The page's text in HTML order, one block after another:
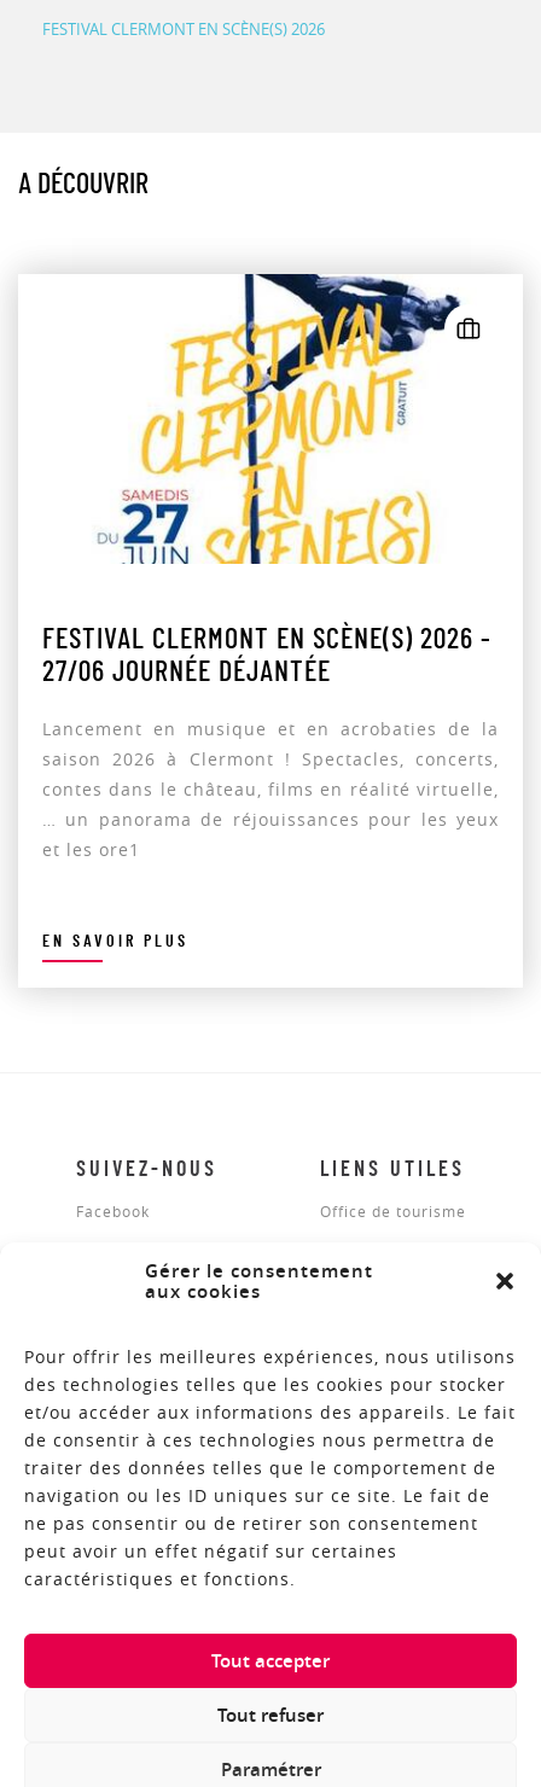
Gérer le consentement
aux cookies
Pour offrir les meilleures expériences, nous utilisons
des technologies telles que les cookies pour stocker
et/ou accéder aux informations des appareils. Le fait
de consentir à ces technologies nous permettra de
traiter des données telles que le comportement de
navigation ou les ID uniques sur ce site. Le fait de
ne pas consentir ou de retirer son consentement
peut avoir un effet négatif sur certaines
caractéristiques et fonctions.
Tout accepter
Tout refuser
Paramétrer
FESTIVAL CLERMONT EN SCÈNE(S) 2026
A DÉCOUVRIR
FESTIVAL CLERMONT EN SCÈNE(S) 2026 -
27/06 JOURNÉE DÉJANTÉE
Lancement en musique et en acrobaties de la
saison 2026 à Clermont ! Spectacles, concerts,
contes dans le château, films en réalité virtuelle,
… un panorama de réjouissances pour les yeux
et les ore1
EN SAVOIR PLUS
SUIVEZ-NOUS
Facebook
LIENS UTILES
Office de tourisme
BROCHURES
NEWSLETTER
COPYRIGHT © 2018 - RÉALISATION ALTIMAX